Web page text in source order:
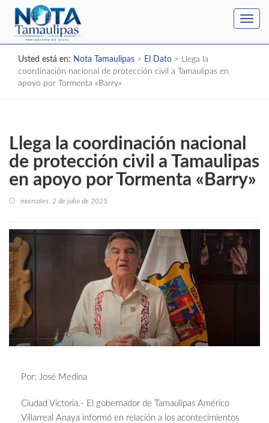
Usted está en: Nota Tamaulipas > El Dato > Llega la
coordinación nacional de protección civil a Tamaulipas en
apoyo por Tormenta «Barry»
Llega la coordinación nacional
de protección civil a Tamaulipas
en apoyo por Tormenta «Barry»
miércoles, 2 de julio de 2025
Por; José Medina
Ciudad Victoria.- El gobernador de Tamaulipas Américo
Villarreal Anaya informó en relación a los acontecimientos